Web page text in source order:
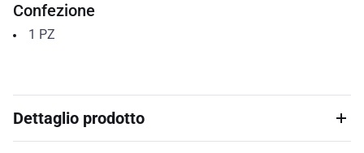
Confezione
1 PZ
Dettaglio prodotto